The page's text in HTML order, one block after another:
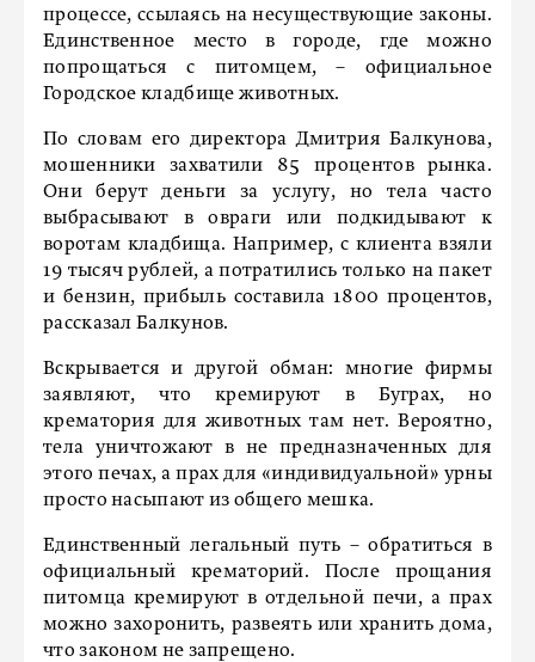
процессе, ссылаясь на несуществующие законы.
Единственное место в городе, где можно
попрощаться с питомцем, – официальное
Городское кладбище животных.
По словам его директора Дмитрия Балкунова,
мошенники захватили 85 процентов рынка.
Они берут деньги за услугу, но тела часто
выбрасывают в овраги или подкидывают к
воротам кладбища. Например, с клиента взяли
19 тысяч рублей, а потратились только на пакет
и бензин, прибыль составила 1800 процентов,
рассказал Балкунов.
Вскрывается и другой обман: многие фирмы
заявляют, что кремируют в Буграх, но
крематория для животных там нет. Вероятно,
тела уничтожают в не предназначенных для
этого печах, а прах для «индивидуальной» урны
просто насыпают из общего мешка.
Единственный легальный путь – обратиться в
официальный крематорий. После прощания
питомца кремируют в отдельной печи, а прах
можно захоронить, развеять или хранить дома,
что законом не запрещено.